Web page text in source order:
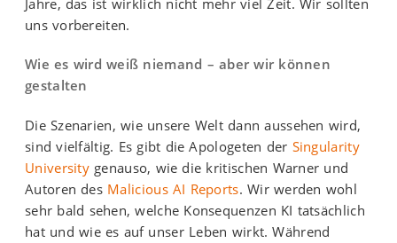
Jahre, das ist wirklich nicht mehr viel Zeit. Wir sollten
uns vorbereiten.
Wie es wird weiß niemand – aber wir können
gestalten
Die Szenarien, wie unsere Welt dann aussehen wird,
sind vielfältig. Es gibt die Apologeten der Singularity
University genauso, wie die kritischen Warner und
Autoren des Malicious AI Reports. Wir werden wohl
sehr bald sehen, welche Konsequenzen KI tatsächlich
hat und wie es auf unser Leben wirkt. Während